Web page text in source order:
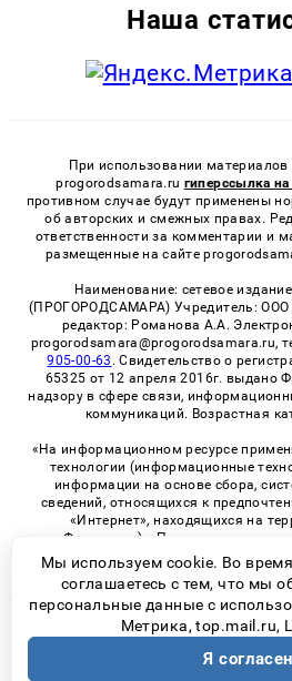
Наша
При использовании материалов
progorodsamara.ru гиперссылка
противном случае будут применены
об авторских и смежных правах.
ответственности за комментарии и
размещенные на сайте
Наименование: сетевое издание
(ПРОГОРОДСАМАРА) Учредитель: ООО
редактор: Романова А.А.
progorodsamara@progorodsamara.ru,
905-00-63 . Свидетельство о
65325 от 12 апреля 2016г. выдано
надзору в сфере связи,
коммуникаций. Возрастная
«На информационном ресурсе
технологии (информационные
информации на основе сбора,
сведений, относящихся к
«Интернет», находящихся на
Федерации)». Правила
технологий в виджетах рекламно-
© 2026 «ProGorodSamara» |
Возрастная категория
Мы используем cookie. Во
соглашаетесь с тем, что мы
персональные данные с
Метрика, top.mail.ru,
Я согласен